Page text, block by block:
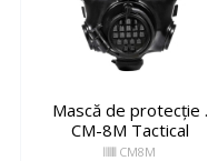
Mască de protecție .
CM-8M Tactical
CM8M